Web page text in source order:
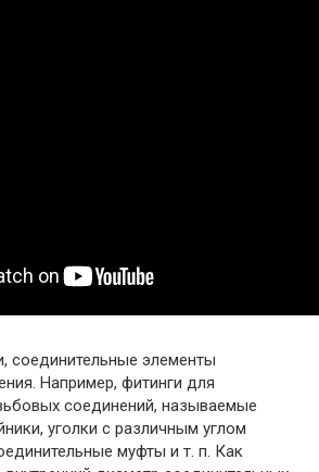
соединительные элементы
Например, фитинги для
соединений, называемые
уголки с различным углом
муфты и т. п. Как